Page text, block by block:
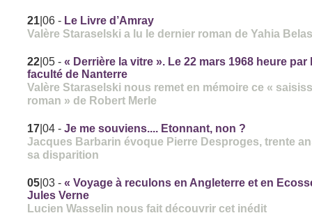
21 |06 - Le Livre d’Amray
Valère Staraselski a lu le dernier roman de Yahia
22 |05 -« Derrière la vitre ». Le 22 mars 1968 heure par
faculté de Nanterre
Valère Staraselski nous remet en mémoire ce «
roman » de Robert Merle
17 |04 -Je me souviens.... Etonnant, non ?
Jacques Barbarin évoque Pierre Desproges, trente
sa disparition
05 |03 -« Voyage à reculons en Angleterre et en
Jules Verne
Lucien Wasselin nous fait découvrir cet inédit